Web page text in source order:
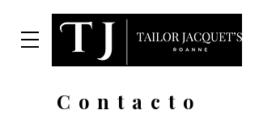
Contacto